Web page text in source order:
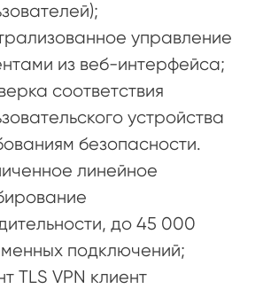
управление
из веб-интерфейса;
соответствия
устройства
безопасности.
линейное
до 45 000
подключений;
TLS VPN клиент